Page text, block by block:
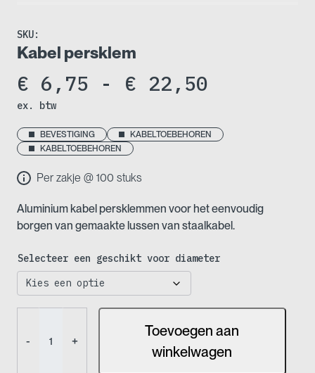
SKU:
Kabel persklem
€ 6,75 - € 22,50
tot
ex. btw
BEVESTIGING
KABELTOEBEHOREN
KABELTOEBEHOREN
Per zakje @ 100 stuks
Aluminium kabel persklemmen voor het eenvoudig
borgen van gemaakte lussen van staalkabel.
Selecteer een geschikt voor diameter
- +
Toevoegen aan
winkelwagen